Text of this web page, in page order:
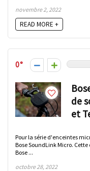
novembre 2, 2022
READ MORE +
0
de
et
Pour la série d'enceintes
Bose SoundLink Micro.
Bose ...
octobre 28, 2022